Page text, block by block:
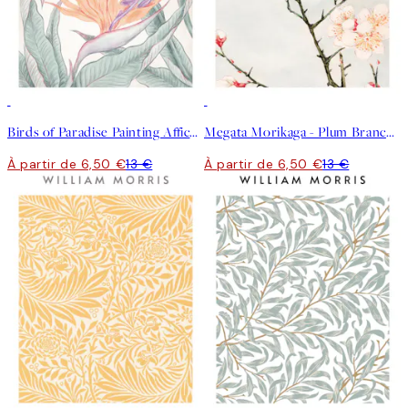
Birds of Paradise Painting Affiche
À partir de 6,50 €13 €
Megata Morikaga - Plum Branches with Blossoms Affiche
À partir de 6,50 €13 €